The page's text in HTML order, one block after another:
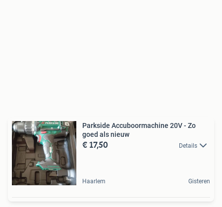
Parkside Accuboormachine 20V - Zo
goed als nieuw
€ 17,50 Details
Haarlem Gisteren